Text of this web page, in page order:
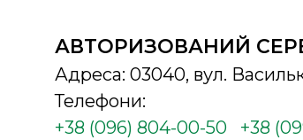
АВТОРИЗОВАНИЙ
Адреса: 03040, вул.
Телефони:
+38 (096) 804-00-50
+38